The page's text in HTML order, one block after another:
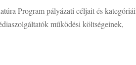
Program pályázati céljait és
működési költségeinek,